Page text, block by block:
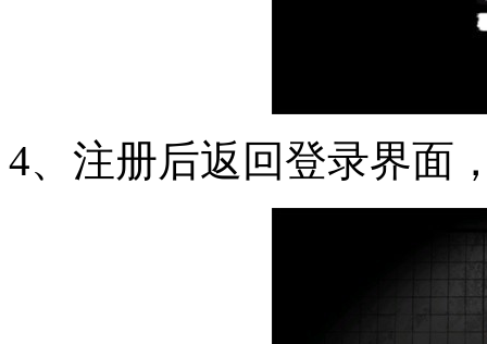
4、注册后返回登录界面